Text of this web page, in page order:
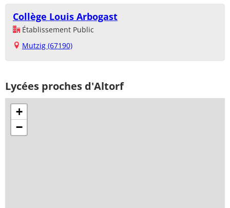
Collège Louis Arbogast
Établissement Public
Mutzig (67190)
Lycées proches d'Altorf
+
−